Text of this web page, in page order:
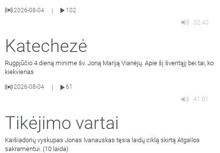
2026-08-04 |
102
32:40
Katechezė
Rugpjūčio 4 dieną minime šv. Joną Mariją Vianėjų. Apie šį šventąjį bei tai, ko
kiekvienas
2026-08-04
61
41:01
Tikėjimo vartai
Kaišiadorių vyskupas Jonas Ivanauskas tęsia laidų ciklą skirtą Atgailos
sakramentui. (10 laida)